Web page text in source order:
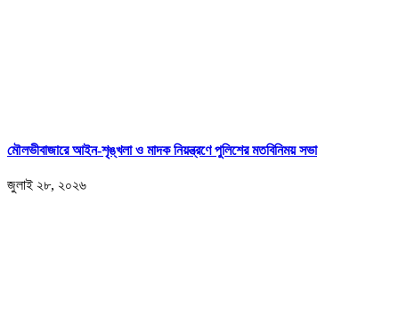
মৌলভীবাজারে আইন-শৃঙ্খলা ও মাদক নিয়ন্ত্রণে পুলিশের মতবিনিময় সভা
জুলাই ২৮, ২০২৬